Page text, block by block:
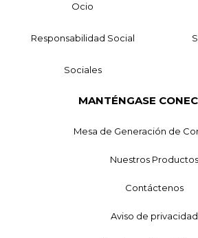
Ocio
Responsabilidad Social
Sociales
MANTÉNGASE
Mesa de Generación de
Nuestros Productos
Contáctenos
Aviso de privacidad